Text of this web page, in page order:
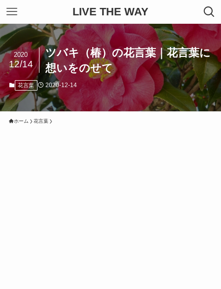
LIVE THE WAY
ツバキ（椿）の花言葉｜花言葉に
想いをのせて
2020
12/14
花言葉 2020-12-14
ホーム 花言葉